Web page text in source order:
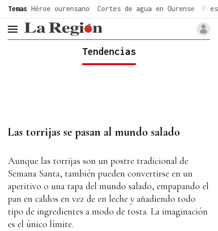
common.go-to-content
Temas Héroe ourensano Cortes de agua en Ourense
header.menu.open
Tendencias
Las torrijas se pasan al mundo salado
Aunque las torrijas son un postre tradicional de
Semana Santa, también pueden convertirse en un
aperitivo o una tapa del mundo salado, empapando el
pan en caldos en vez de en leche y añadiendo todo
tipo de ingredientes a modo de tosta. La imaginación
es el único límite.